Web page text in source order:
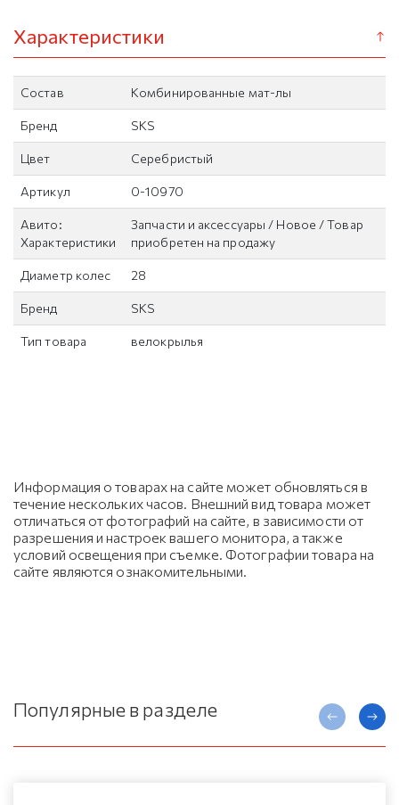
Характеристики
Состав Комбинированные мат-лы
Бренд SKS
Цвет Серебристый
Артикул 0-10970
Авито:
Характеристики
Запчасти и аксессуары / Новое / Товар
приобретен на продажу
Диаметр колес 28
Бренд SKS
Тип товара велокрылья
Информация о товарах на сайте может обновляться в
течение нескольких часов. Внешний вид товара может
отличаться от фотографий на сайте, в зависимости от
разрешения и настроек вашего монитора, а также
условий освещения при съемке. Фотографии товара на
сайте являются ознакомительными.
Популярные в разделе